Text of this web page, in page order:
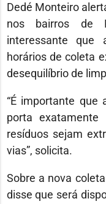
Dedé Monteiro
nos bairros de
interessante que
horários de coleta
desequilíbrio de
“É importante que
porta
resíduos sejam
vias”, solicita.
Sobre a nova
disse que será